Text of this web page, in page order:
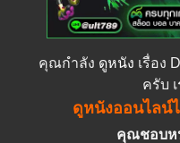
คุณกำลัง ดูหนัง เรื่อง
ครับ
ดูหนังออนไลน์
คุณชอบห